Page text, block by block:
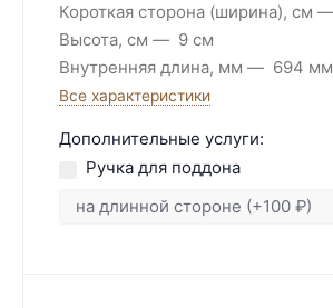
Короткая сторона (ширина), см
Высота, см
9 см
Внутренняя длина, мм
694 мм
Все характеристики
Дополнительные услуги:
Ручка для поддона